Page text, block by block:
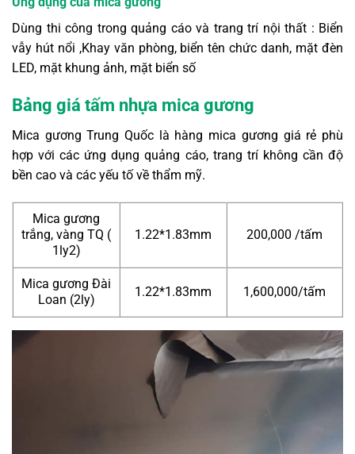
Dùng thi công trong quảng cáo và trang trí nội thất : Biển
vẫy hút nổi ,Khay văn phòng, biển tên chức danh, mặt đèn
LED, mặt khung ảnh, mặt biển số
Bảng giá tấm nhựa mica gương
Mica gương Trung Quốc là hàng mica gương giá rẻ phù
hợp với các ứng dụng quảng cáo, trang trí không cần độ
bền cao và các yếu tố về thẩm mỹ.
Mica gương
trắng, vàng TQ (
1ly2)
1.22*1.83mm 200,000 /tấm
Mica gương Đài
Loan (2ly)
1.22*1.83mm 1,600,000/tấm